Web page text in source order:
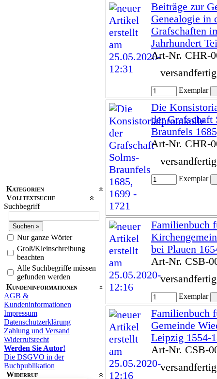
Kategorien
Volltextsuche
Suchbegriff
Nur ganze Wörter
Groß/Kleinschreibung
beachten
Alle Suchbegriffe müssen
gefunden werden
Kundeninformationen
AGB &
Kundeninformationen
Impressum
Datenschutzerklärung
Zahlung und Versand
Widerrufsrecht
Werden Sie Autor!
Die DSGVO in der
Buchpublikation
Widerruf
Beiträge zur
Genealogie in
Grafschaften
Jahrhundert
Art-Nr. CHR-
Exemplar
Die
der Grafschaft
Braunfels
Art-Nr. CHR-
Exemplar
Familienbuch
bei Plauen
Art-Nr. CSB-
Exemplar
Familienbuch
Gemeinde
Leipzig 1554-
Art-Nr. CSB-